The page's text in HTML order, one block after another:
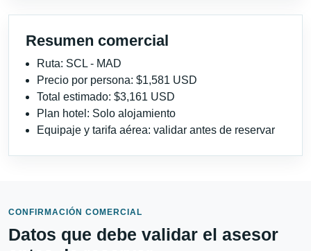
Resumen comercial
Ruta: SCL - MAD
Precio por persona: $1,581 USD
Total estimado: $3,161 USD
Plan hotel: Solo alojamiento
Equipaje y tarifa aérea: validar antes de reservar
CONFIRMACIÓN COMERCIAL
Datos que debe validar el asesor